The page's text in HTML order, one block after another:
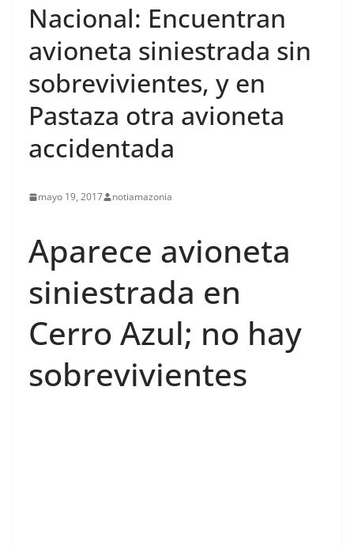
Nacional: Encuentran
avioneta siniestrada sin
sobrevivientes, y en
Pastaza otra avioneta
accidentada
mayo 19, 2017 notiamazonia
Aparece avioneta
siniestrada en
Cerro Azul; no hay
sobrevivientes